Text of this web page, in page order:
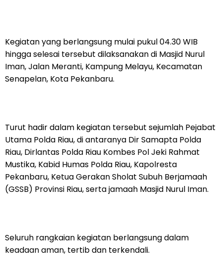
Kegiatan yang berlangsung mulai pukul 04.30 WIB
hingga selesai tersebut dilaksanakan di Masjid Nurul
Iman, Jalan Meranti, Kampung Melayu, Kecamatan
Senapelan, Kota Pekanbaru.
Turut hadir dalam kegiatan tersebut sejumlah Pejabat
Utama Polda Riau, di antaranya Dir Samapta Polda
Riau, Dirlantas Polda Riau Kombes Pol Jeki Rahmat
Mustika, Kabid Humas Polda Riau, Kapolresta
Pekanbaru, Ketua Gerakan Sholat Subuh Berjamaah
(GSSB) Provinsi Riau, serta jamaah Masjid Nurul Iman.
Seluruh rangkaian kegiatan berlangsung dalam
keadaan aman, tertib dan terkendali.